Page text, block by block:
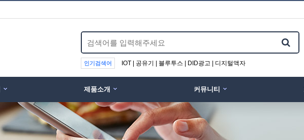
인기검색어 IOT | 공유기 | 블루투스 | DID광고 | 디지털액자
제품소개
커뮤니티